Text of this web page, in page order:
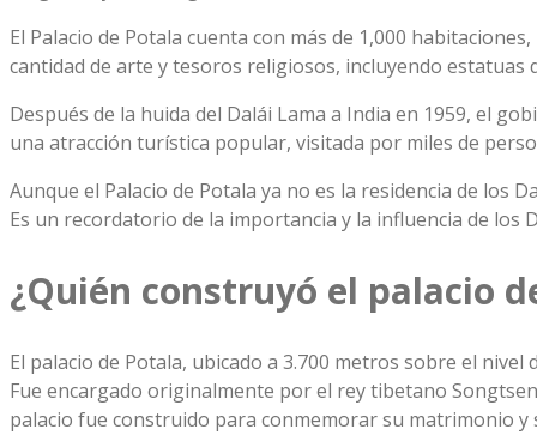
El Palacio de Potala cuenta con más de 1,000
cantidad de arte y tesoros religiosos, incluyendo
Después de la huida del Dalái Lama a India en 1959, el
una atracción turística popular, visitada por miles de
Aunque el Palacio de Potala ya no es la residencia de los
Es un recordatorio de la importancia y la influencia de los
¿Quién construyó el palacio
El palacio de Potala, ubicado a 3.700 metros sobre el
Fue encargado originalmente por el rey tibetano
palacio fue construido para conmemorar su matrimonio y